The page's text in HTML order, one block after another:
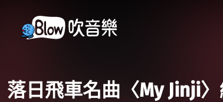
落日飛車名曲〈My Jinji